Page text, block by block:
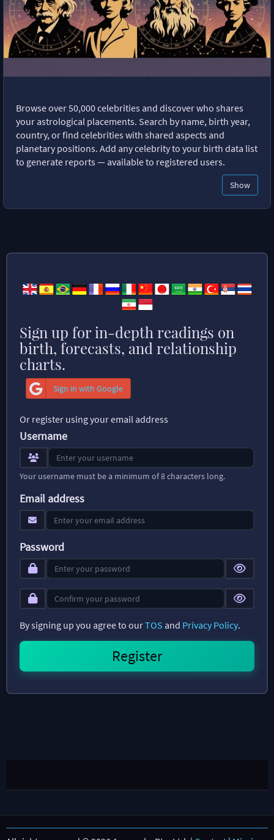
Browse over 50,000 celebrities and discover who shares
your astrological placements. Search by name, birth year,
country, or find celebrities with shared aspects and
planetary positions. Add any celebrity to your birth data list
to generate reports — available to registered users.
Show
Sign up for in-depth readings on
birth, forecasts, and relationship
charts.
Sign in with Google
Or register using your email address
Username
Your username must be a minimum of 8 characters long.
Email address
Password
By signing up you agree to ourTOS and Privacy Policy.